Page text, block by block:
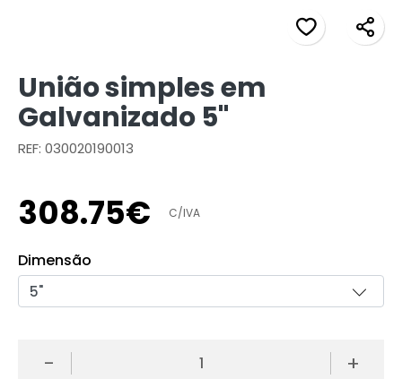
União simples em
Galvanizado 5"
REF: 030020190013
308.75€ C/IVA
Dimensão
- +